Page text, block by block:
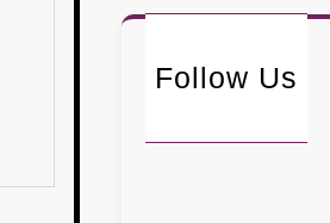
Follow Us